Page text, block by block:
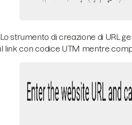
Lo strumento di creazione di URL
il link con codice UTM mentre